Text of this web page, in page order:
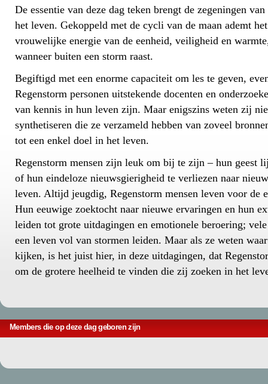
De essentie van deze dag teken brengt de zegeningen
het leven. Gekoppeld met de cycli van de maan ademt
vrouwelijke energie van de eenheid, veiligheid en
wanneer buiten een storm raast.
Begiftigd met een enorme capaciteit om les te geven,
Regenstorm personen uitstekende docenten en
van kennis in hun leven zijn. Maar enigszins weten zij
synthetiseren die ze verzameld hebben van zoveel
tot een enkel doel in het leven.
Regenstorm mensen zijn leuk om bij te zijn – hun geest
of hun eindeloze nieuwsgierigheid te verliezen naar
leven. Altijd jeugdig, Regenstorm mensen leven voor de
Hun eeuwige zoektocht naar nieuwe ervaringen en hun
leiden tot grote uitdagingen en emotionele beroering;
een leven vol van stormen leiden. Maar als ze weten
kijken, is het juist hier, in deze uitdagingen, dat
om de grotere heelheid te vinden die zij zoeken in het
Members die op deze dag geboren zijn